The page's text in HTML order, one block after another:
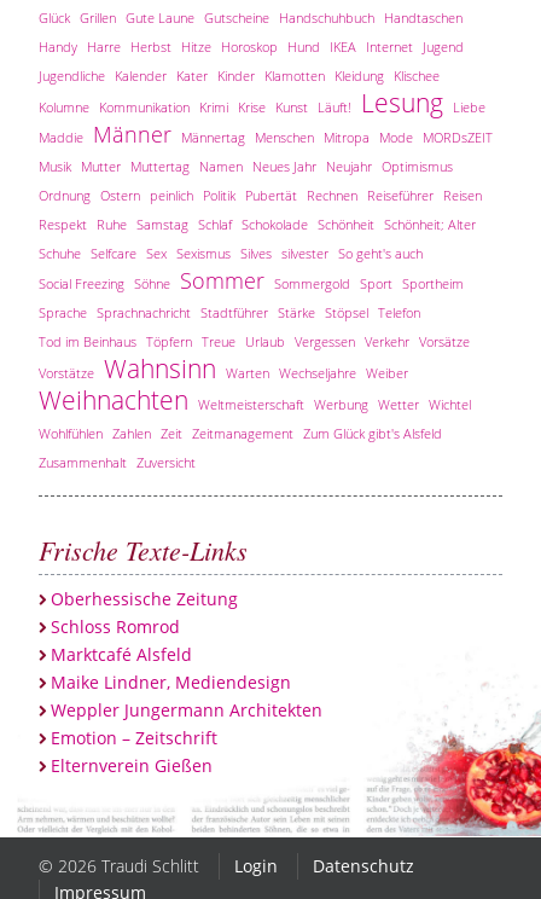
Glück Grillen Gute Laune Gutscheine Handschuhbuch Handtaschen
Handy Harre Herbst Hitze Horoskop Hund IKEA Internet Jugend
Jugendliche Kalender Kater Kinder Klamotten Kleidung Klischee
Kolumne Kommunikation Krimi Krise Kunst Läuft! Lesung Liebe
Maddie Männer Männertag Menschen Mitropa Mode MORDsZEIT
Musik Mutter Muttertag Namen Neues Jahr Neujahr Optimismus
Ordnung Ostern peinlich Politik Pubertät Rechnen Reiseführer Reisen
Respekt Ruhe Samstag Schlaf Schokolade Schönheit Schönheit; Alter
Schuhe Selfcare Sex Sexismus Silves silvester So geht's auch
Social Freezing Söhne Sommer Sommergold Sport Sportheim
Sprache Sprachnachricht Stadtführer Stärke Stöpsel Telefon
Tod im Beinhaus Töpfern Treue Urlaub Vergessen Verkehr Vorsätze
Vorstätze Wahnsinn Warten Wechseljahre Weiber
Weihnachten Weltmeisterschaft Werbung Wetter Wichtel
Wohlfühlen Zahlen Zeit Zeitmanagement Zum Glück gibt's Alsfeld
Zusammenhalt Zuversicht
Frische Texte-Links
Oberhessische Zeitung
Schloss Romrod
Marktcafé Alsfeld
Maike Lindner, Mediendesign
Weppler Jungermann Architekten
Emotion – Zeitschrift
Elternverein Gießen
© 2026 Traudi Schlitt Login
Datenschutz
Impressum